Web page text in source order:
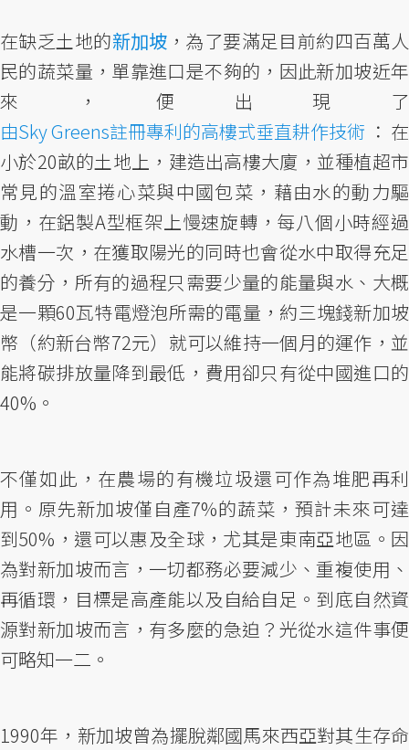
在缺乏土地的新加坡，為了要滿足目前約四百萬人
民的蔬菜量，單靠進口是不夠的，因此新加坡近年
來，便出現了
由Sky Greens註冊專利的高樓式垂直耕作技術 ：在
小於20畝的土地上，建造出高樓大廈，並種植超市
常見的溫室捲心菜與中國包菜，藉由水的動力驅
動，在鋁製A型框架上慢速旋轉，每八個小時經過
水槽一次，在獲取陽光的同時也會從水中取得充足
的養分，所有的過程只需要少量的能量與水、大概
是一顆60瓦特電燈泡所需的電量，約三塊錢新加坡
幣（約新台幣72元）就可以維持一個月的運作，並
能將碳排放量降到最低，費用卻只有從中國進口的
40%。
不僅如此，在農場的有機垃圾還可作為堆肥再利
用。原先新加坡僅自產7%的蔬菜，預計未來可達
到50%，還可以惠及全球，尤其是東南亞地區。因
為對新加坡而言，一切都務必要減少、重複使用、
再循環，目標是高產能以及自給自足。到底自然資
源對新加坡而言，有多麼的急迫？光從水這件事便
可略知一二。
1990年，新加坡曾為擺脫鄰國馬來西亞對其生存命